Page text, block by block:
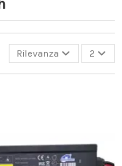
Rilevanza 2